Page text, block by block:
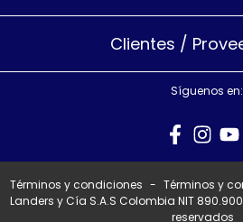
Clientes /
Síguenos en:
Términos y condiciones - Términos y
Landers y Cía S.A.S Colombia NIT
reservados